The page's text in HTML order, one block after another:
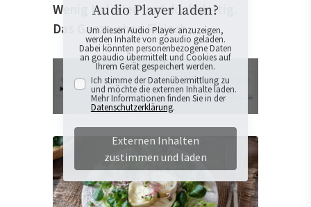
Wenig Kalorien und doch deftig.
Das Ganze ohne Fleisch.
Audio Player laden?
Um diesen Audio Player anzuzeigen,
werden Inhalte von goaudio geladen.
Dabei könnten personenbezogene Daten
an goaudio übermittelt und Cookies auf
Ihrem Gerät gespeichert werden.
Ich stimme der Datenübermittlung zu
und möchte die externen Inhalte laden.
Mehr Informationen finden Sie in der
Datenschutzerklärung.
Externen Inhalten
zustimmen und laden